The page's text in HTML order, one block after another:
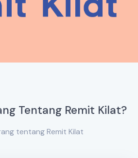
Tentang Remit Kilat?
tentang Remit Kilat